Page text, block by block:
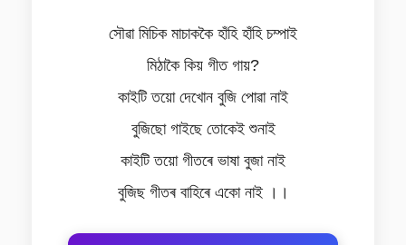
সৌৱা মিচিক মাচাককৈ হাঁহি হাঁহি চম্পাই
মিঠাকৈ কিয় গীত গায়?
কাইটি তয়ো দেখোন বুজি পোৱা নাই
বুজিছো গাইছে তোকেই শুনাই
কাইটি তয়ো গীতৰে ভাষা বুজা নাই
বুজিছ গীতৰ বাহিৰে একো নাই ।।